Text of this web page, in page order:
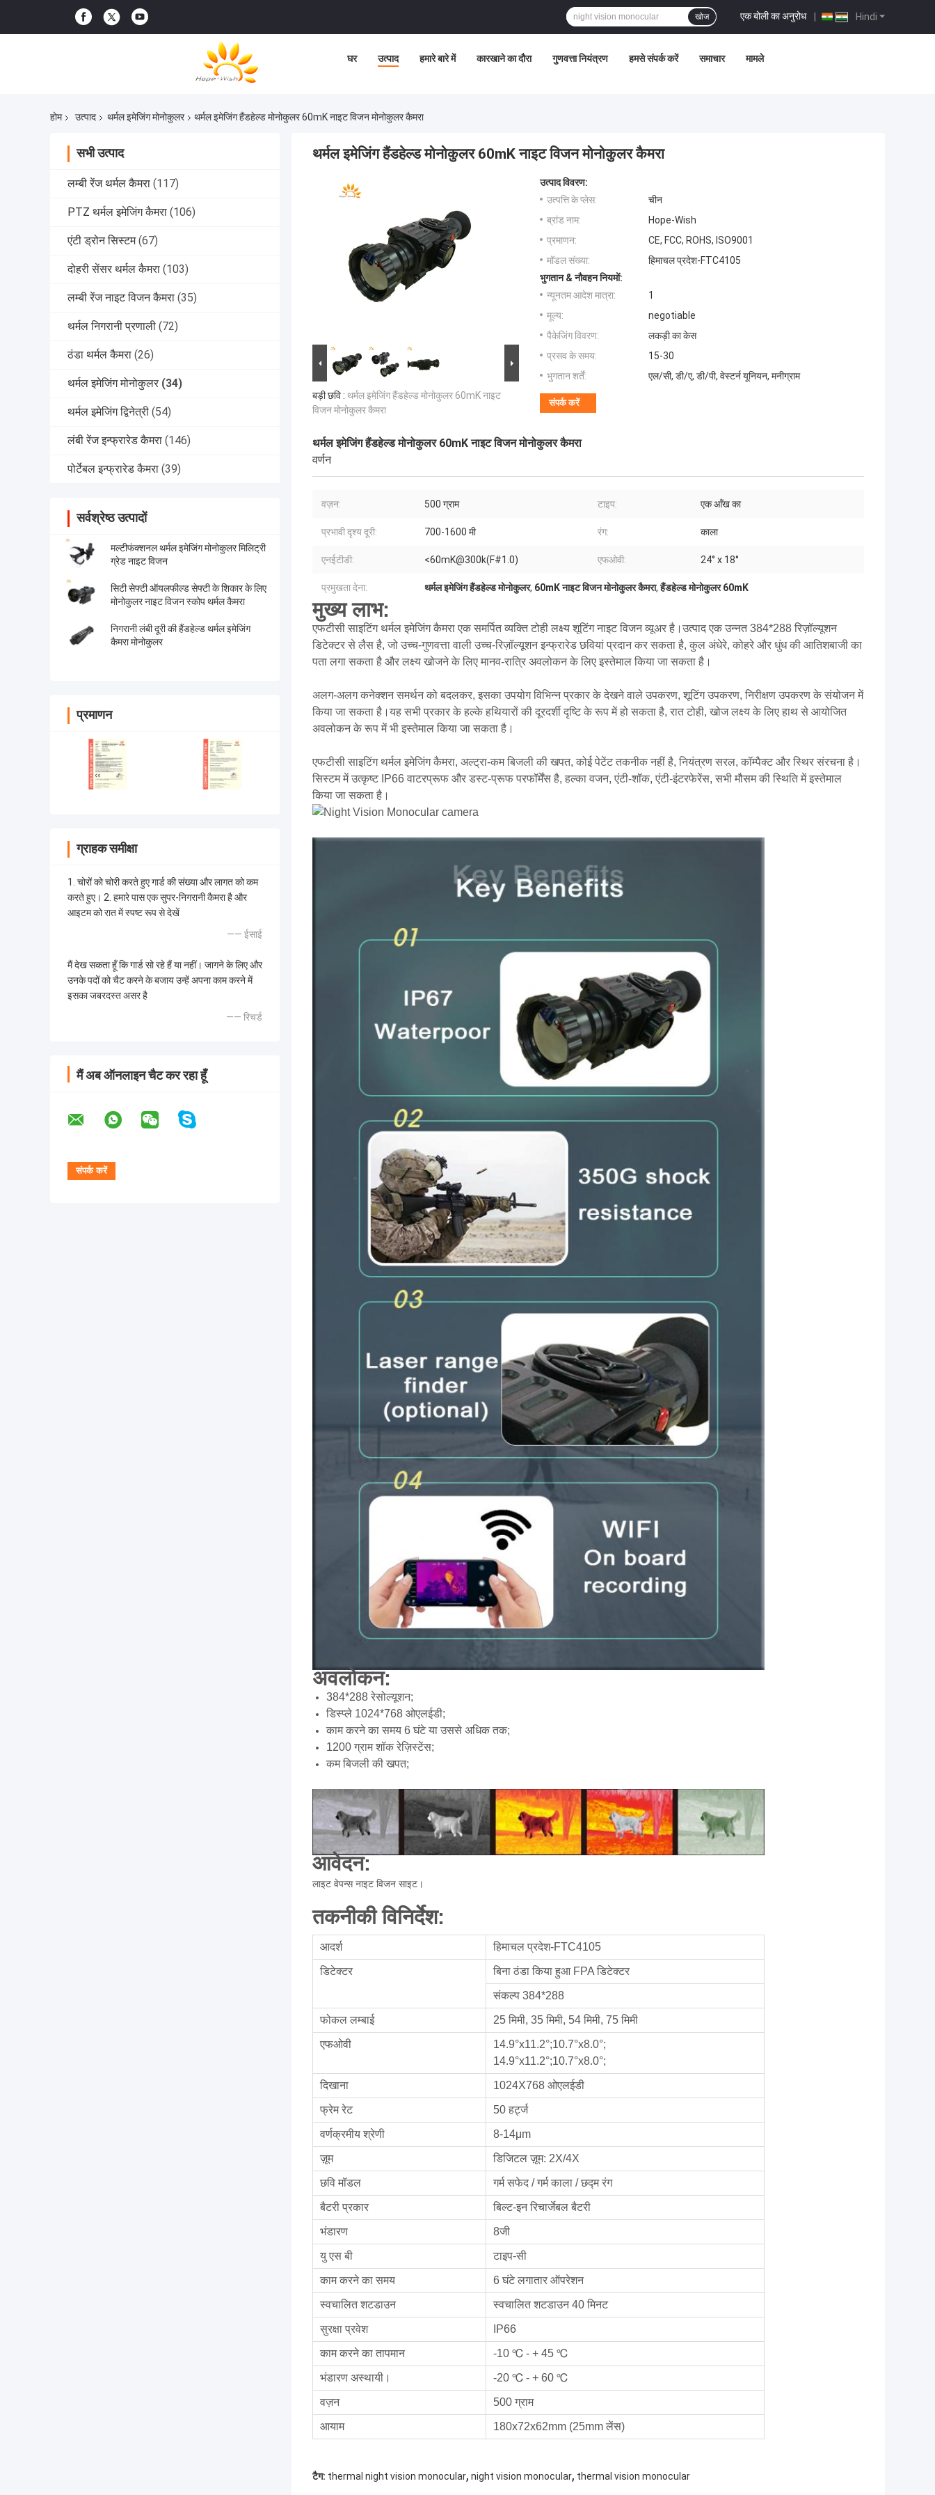
Hindi
एक बोली का अनुरोध |
खोज
घर उत्पाद हमारे बारे में कारखाने का दौरा गुणवत्ता नियंत्रण हमसे संपर्क करें समाचार मामले
होम उत्पाद थर्मल इमेजिंग मोनोकुलर थर्मल इमेजिंग हैंडहेल्ड मोनोकुलर 60mK नाइट विजन मोनोकुलर कैमरा
सभी उत्पाद
लम्बी रेंज थर्मल कैमरा (117)
PTZ थर्मल इमेजिंग कैमरा (106)
एंटी ड्रोन सिस्टम (67)
दोहरी सेंसर थर्मल कैमरा (103)
लम्बी रेंज नाइट विजन कैमरा (35)
थर्मल निगरानी प्रणाली (72)
ठंडा थर्मल कैमरा (26)
थर्मल इमेजिंग मोनोकुलर (34)
थर्मल इमेजिंग द्विनेत्री (54)
लंबी रेंज इन्फ्रारेड कैमरा (146)
पोर्टेबल इन्फ्रारेड कैमरा (39)
सर्वश्रेष्ठ उत्पादों
मल्टीफंक्शनल थर्मल इमेजिंग मोनोकुलर मिलिट्री
ग्रेड नाइट विजन
सिटी सेफ्टी ऑयलफील्ड सेफ्टी के शिकार के लिए
मोनोकुलर नाइट विजन स्कोप थर्मल कैमरा
निगरानी लंबी दूरी की हैंडहेल्ड थर्मल इमेजिंग
कैमरा मोनोकुलर
प्रमाणन
ग्राहक समीक्षा
1. चोरों को चोरी करते हुए गार्ड की संख्या और लागत को कम
करते हुए। 2. हमारे पास एक सुपर-निगरानी कैमरा है और
आइटम को रात में स्पष्ट रूप से देखें
—— ईसाई
मैं देख सकता हूँ कि गार्ड सो रहे हैं या नहीं। जागने के लिए और
उनके पदों को चैट करने के बजाय उन्हें अपना काम करने में
इसका जबरदस्त असर है
—— रिचर्ड
मैं अब ऑनलाइन चैट कर रहा हूँ
थर्मल इमेजिंग हैंडहेल्ड मोनोकुलर 60mK नाइट विजन मोनोकुलर कैमरा
बड़ी छवि : थर्मल इमेजिंग हैंडहेल्ड मोनोकुलर 60mK नाइट
विजन मोनोकुलर कैमरा
उत्पाद विवरण:
उत्पत्ति के प्लेस:
चीन
ब्रांड नाम:
Hope-Wish
प्रमाणन:
CE, FCC, ROHS, ISO9001
मॉडल संख्या:
हिमाचल प्रदेश-FTC4105
भुगतान & नौवहन नियमों:
न्यूनतम आदेश मात्रा:
1
मूल्य:
negotiable
पैकेजिंग विवरण:
लकड़ी का केस
प्रसव के समय:
15-30
भुगतान शर्तें:
एल/सी, डी/ए, डी/पी, वेस्टर्न यूनियन, मनीग्राम
संपर्क करें
थर्मल इमेजिंग हैंडहेल्ड मोनोकुलर 60mK नाइट विजन मोनोकुलर कैमरा
वर्णन
वज़न: 500 ग्राम टाइप: एक आँख का
प्रभावी दृश्य दूरी: 700-1600 मी रंग: काला
एनईटीडी: <60mK@300k(F#1.0) एफओवी: 24° x 18°
प्रमुखता देना: थर्मल इमेजिंग हैंडहेल्ड मोनोकुलर, 60mK नाइट विजन मोनोकुलर कैमरा,हैंडहेल्ड मोनोकुलर 60mK
मुख्य लाभ:
एफटीसी साइटिंग थर्मल इमेजिंग कैमरा एक समर्पित व्यक्ति टोही लक्ष्य शूटिंग नाइट विजन व्यूअर है।उत्पाद एक उन्नत 384*288 रिज़ॉल्यूशन
डिटेक्टर से लैस है, जो उच्च-गुणवत्ता वाली उच्च-रिज़ॉल्यूशन इन्फ्रारेड छवियां प्रदान कर सकता है, कुल अंधेरे, कोहरे और धुंध की आतिशबाजी का
पता लगा सकता है और लक्ष्य खोजने के लिए मानव-रात्रि अवलोकन के लिए इस्तेमाल किया जा सकता है।
अलग-अलग कनेक्शन समर्थन को बदलकर, इसका उपयोग विभिन्न प्रकार के देखने वाले उपकरण, शूटिंग उपकरण, निरीक्षण उपकरण के संयोजन में
किया जा सकता है।यह सभी प्रकार के हल्के हथियारों की दूरदर्शी दृष्टि के रूप में हो सकता है, रात टोही, खोज लक्ष्य के लिए हाथ से आयोजित
अवलोकन के रूप में भी इस्तेमाल किया जा सकता है।
एफटीसी साइटिंग थर्मल इमेजिंग कैमरा, अल्ट्रा-कम बिजली की खपत, कोई पेटेंट तकनीक नहीं है, नियंत्रण सरल, कॉम्पैक्ट और स्थिर संरचना है।
सिस्टम में उत्कृष्ट IP66 वाटरप्रूफ और डस्ट-प्रूफ परफॉर्मेंस है, हल्का वजन, एंटी-शॉक, एंटी-इंटरफेरेंस, सभी मौसम की स्थिति में इस्तेमाल
किया जा सकता है।
अवलोकन:
384*288 रेसोल्यूशन;
डिस्प्ले 1024*768 ओएलईडी;
काम करने का समय 6 घंटे या उससे अधिक तक;
1200 ग्राम शॉक रेज़िस्टेंस;
कम बिजली की खपत;
आवेदन:
लाइट वेपन्स नाइट विजन साइट।
तकनीकी विनिर्देश:
आदर्श हिमाचल प्रदेश-FTC4105
डिटेक्टर बिना ठंडा किया हुआ FPA डिटेक्टर
संकल्प 384*288
फोकल लम्बाई 25 मिमी, 35 मिमी, 54 मिमी, 75 मिमी
एफओवी
14.9°x11.2°;10.7°x8.0°;
14.9°x11.2°;10.7°x8.0°;
दिखाना 1024X768 ओएलईडी
फ्रेम रेट 50 हर्ट्ज
वर्णक्रमीय श्रेणी 8-14μm
ज़ूम डिजिटल ज़ूम: 2X/4X
छवि मॉडल गर्म सफेद / गर्म काला / छद्म रंग
बैटरी प्रकार बिल्ट-इन रिचार्जेबल बैटरी
भंडारण 8जी
यु एस बी टाइप-सी
काम करने का समय 6 घंटे लगातार ऑपरेशन
स्वचालित शटडाउन स्वचालित शटडाउन 40 मिनट
सुरक्षा प्रवेश IP66
काम करने का तापमान -10 ℃ - + 45 ℃
भंडारण अस्थायी। -20 ℃ - + 60 ℃
वज़न 500 ग्राम
आयाम 180x72x62mm (25mm लेंस)
टैग: thermal night vision monocular, night vision monocular, thermal vision monocular